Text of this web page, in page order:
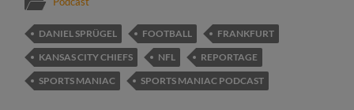
DANIEL SPRÜGEL FOOTBALL
FRANKFURT
KANSAS CITY CHIEFS
NFL
REPORTAGE
SPORTS MANIAC
SPORTS MANIAC PODCAST